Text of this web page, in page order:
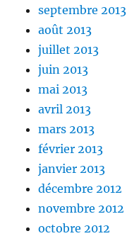
septembre 2013
août 2013
juillet 2013
juin 2013
mai 2013
avril 2013
mars 2013
février 2013
janvier 2013
décembre 2012
novembre 2012
octobre 2012